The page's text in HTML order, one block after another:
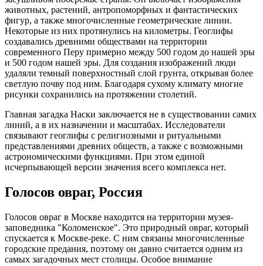
животных, растений, антропоморфных и фантастических
фигур, а также многочисленные геометрические линии.
Некоторые из них протянулись на километры. Геоглифы
создавались древними обществами на территории
современного Перу примерно между 500 годом до нашей эры
и 500 годом нашей эры. Для создания изображений люди
удаляли темный поверхностный слой грунта, открывая более
светлую почву под ним. Благодаря сухому климату многие
рисунки сохранились на протяжении столетий.
Главная загадка Наски заключается не в существовании самих
линий, а в их назначении и масштабах. Исследователи
связывают геоглифы с религиозными и ритуальными
представлениями древних обществ, а также с возможными
астрономическими функциями. При этом единой
исчерпывающей версии значения всего комплекса нет.
Голосов овраг, Россия
Голосов овраг в Москве находится на территории музея-
заповедника "Коломенское". Это природный овраг, который
спускается к Москве-реке. С ним связаны многочисленные
городские предания, поэтому он давно считается одним из
самых загадочных мест столицы. Особое внимание